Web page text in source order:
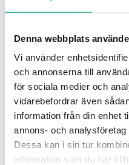
Denna webbplats
Vi använder
och annonserna till
för sociala medier och
vidarebefordrar även
information från din enhet
annons- och
Dessa kan i sin tur
information som du har
3-stegsfläktstyrning
Börvärdesratt
Dolt börvärde